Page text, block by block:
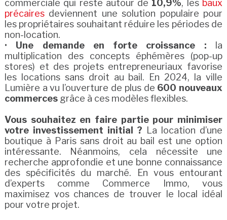
commerciale qui reste autour de 10,9%, les baux
précairesdeviennent une solution populaire pour
les propriétaires souhaitant réduire les périodes de
non-location.
• Une demande en forte croissance : la
multiplication des concepts éphémères (pop-up
stores) et des projets entrepreneuriaux favorise
les locations sans droit au bail. En 2024, la ville
Lumière a vu l’ouverture de plus de 600 nouveaux
commercesgrâce à ces modèles flexibles.
Vous souhaitez en faire partie pour minimiser
votre investissement initial ? La location d’une
boutique à Paris sans droit au bail est une option
intéressante. Néanmoins, cela nécessite une
recherche approfondie et une bonne connaissance
des spécificités du marché. En vous entourant
d’experts comme Commerce Immo, vous
maximisez vos chances de trouver le local idéal
pour votre projet.